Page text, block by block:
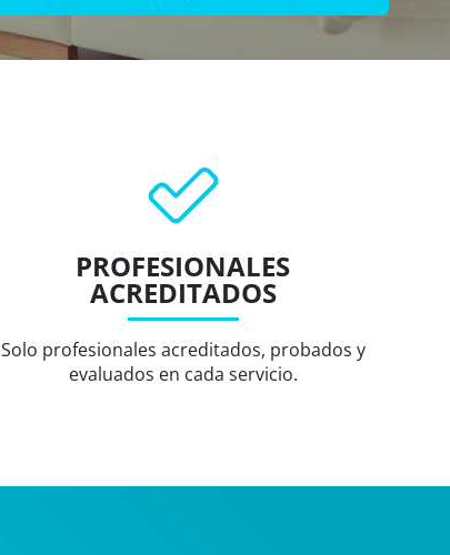
PROFESIONALES
ACREDITADOS
Solo profesionales acreditados, probados y
evaluados en cada servicio.